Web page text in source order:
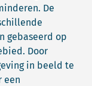
De
gebaseerd op
Door
in beeld te
een